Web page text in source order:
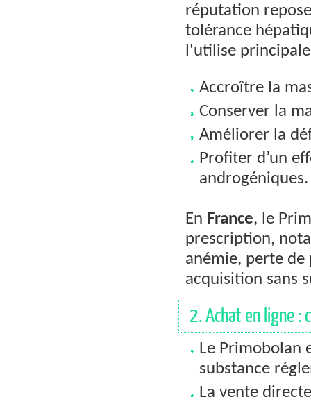
réputation
tolérance
l'utilise
Accroître la
Conserver la
Améliorer la
Profiter d’un
androgéniques.
En France, le
prescription,
anémie, perte de
acquisition sans
2. Achat en ligne :
Le Primobolan
substance
La vente